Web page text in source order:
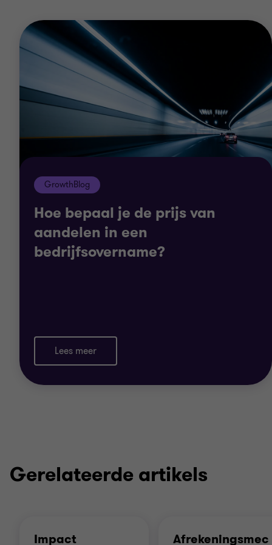
het opzetten van een waarderingsmodel
de bepaling van de allocatie van de
aankoopprijs (PPA)
impairment-berekeningen.
GrowthBlog
Hoe bepaal je de prijs van
aandelen in een
bedrijfsovername?
Lees meer
Gerelateerde artikels
Impact
Afrekeningsmec